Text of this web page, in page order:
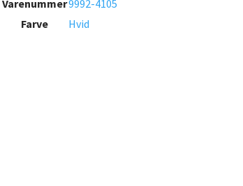
Varenummer9992-4105
Farve
Hvid